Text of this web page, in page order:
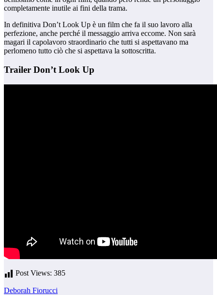
completamente inutile ai fini della trama.
In definitiva Don’t Look Up è un film che fa il suo lavoro alla
perfezione, anche perché il messaggio arriva eccome. Non sarà
magari il capolavoro straordinario che tutti si aspettavano ma
perlomeno tutto ciò che si aspettava la sottoscritta.
Trailer Don’t Look Up
Post Views: 385
Deborah Fiorucci